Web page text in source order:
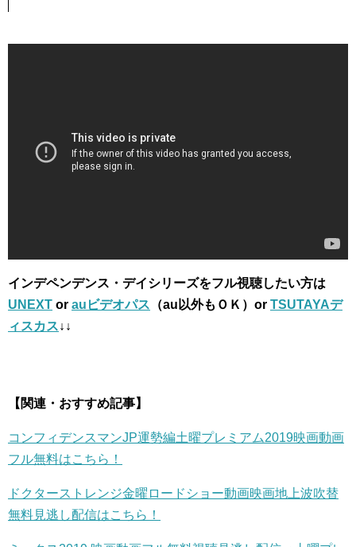
インデペンデンス・デイシリーズをフル視聴したい方は
UNEXT or auビデオパス （au以外もＯＫ）or TSUTAYAデ
ィスカス↓↓
【関連・おすすめ記事】
コンフィデンスマンJP運勢編土曜プレミアム2019映画動画
フル無料はこちら！
ドクターストレンジ金曜ロードショー動画映画地上波吹替
無料見逃し配信はこちら！